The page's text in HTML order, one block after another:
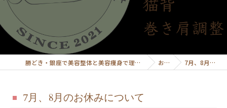
勝どき・銀座で美容整体と美容痩身で理想のボディーへ導くプライベートサロンボディーリセット お知らせ 7月、8月のお休みについて
7月、8月のお休みについて